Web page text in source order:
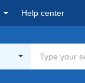
Help center